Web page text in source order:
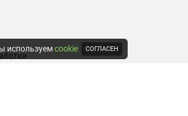
используемcookie СОГЛАСЕН